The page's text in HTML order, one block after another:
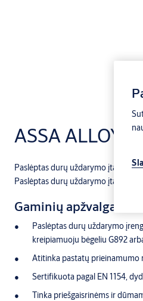
ASSA ALLOY
Paslėptas durų uždarymo įtaisas
Paslėptas durų uždarymo įtaisas su
Gaminių apžvalga
Paslėptas durų uždarymo
kreipiamuoju bėgeliu G892
Atitinka pastatų prieinamumo
Sertifikuota pagal EN 1154,
Tinka priešgaisrinėms ir